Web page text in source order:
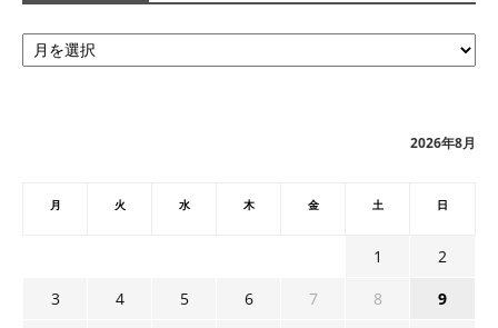
ア
ー
2026年8月
月 火 水 木 金 土 日
1
2
3
4 5 6 7 8
9